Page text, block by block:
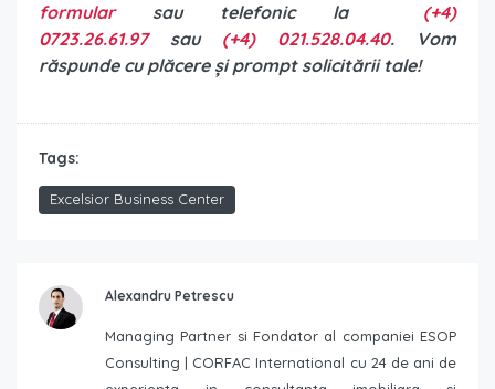
formularsau telefonic la (+4)
0723.26.61.97sau (+4) 021.528.04.40. Vom
răspunde cu plăcere și prompt solicitării tale!
Tags:
Excelsior Business Center
Alexandru Petrescu
Managing Partner si Fondator al companiei ESOP
Consulting | CORFAC International cu 24 de ani de